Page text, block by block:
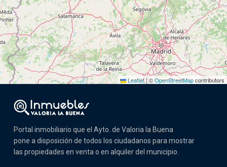
Leaflet|©OpenStreetMapcontributors
Portal inmobiliario que el Ayto. de Valoria la Buena
pone a disposición de todos los ciudadanos para mostrar
las propiedades en venta o en alquiler del municipio.